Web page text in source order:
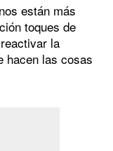
están más
toques de
la
hacen las cosas